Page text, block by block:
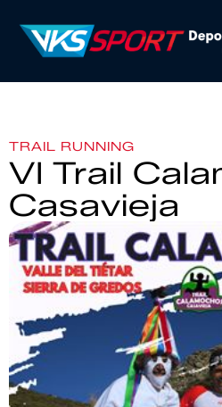
TRAIL RUNNING
VI Trail
Casavieja